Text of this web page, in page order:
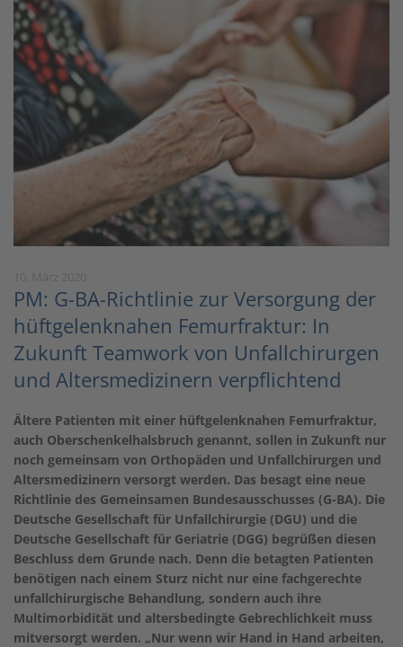
PM: G-BA-Richtlinie zur Versorgung der
hüftgelenknahen Femurfraktur: In
Zukunft Teamwork von Unfallchirurgen
und Altersmedizinern verpflichtend
Ältere Patienten mit einer hüftgelenknahen Femurfraktur,
auch Oberschenkelhalsbruch genannt, sollen in Zukunft nur
noch gemeinsam von Orthopäden und Unfallchirurgen und
Altersmedizinern versorgt werden. Das besagt eine neue
Richtlinie des Gemeinsamen Bundesausschusses (G-BA). Die
Deutsche Gesellschaft für Unfallchirurgie (DGU) und die
Deutsche Gesellschaft für Geriatrie (DGG) begrüßen diesen
Beschluss dem Grunde nach. Denn die betagten Patienten
benötigen nach einem Sturz nicht nur eine fachgerechte
unfallchirurgische Behandlung, sondern auch ihre
Multimorbidität und altersbedingte Gebrechlichkeit muss
mitversorgt werden. „Nur wenn wir Hand in Hand arbeiten,